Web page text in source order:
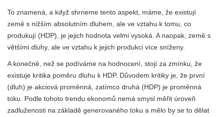
To znamená, a když shrneme tento aspekt, máme, že existují
země s nižším absolutním dluhem, ale ve vztahu k tomu, co
produkují (HDP), je jejich hodnota velmi vysoká. A naopak, země s
většími dluhy, ale ve vztahu k jejich produkci více sníženy.
A konečně, než se podíváme na hodnocení, stojí za zmínku, že
existuje kritika poměru dluhu k HDP. Důvodem kritiky je, že první
(dluh) je akciová proměnná, zatímco druhá (HDP) je proměnná
toku. Podle tohoto trendu ekonomů nemá smysl měřit úroveň
zadluženosti na základě generovaného toku a mělo by se to dělat